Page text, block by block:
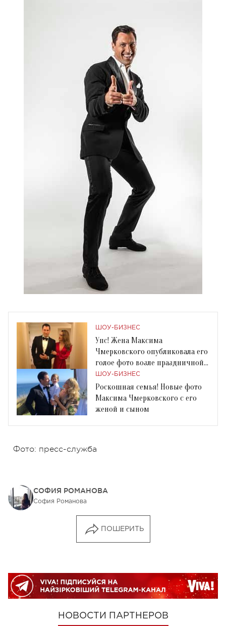
ШОУ-БИЗНЕС
Упс! Жена Максима
Чмерковского опубликовала его
голое фото возле праздничной
елки
ШОУ-БИЗНЕС
Роскошная семья! Новые фото
Максима Чмерковского с его
женой и сыном
Фото: пресс-служба
СОФИЯ РОМАНОВА
София Романова
ПОШЕРИТЬ
НОВОСТИ ПАРТНЕРОВ